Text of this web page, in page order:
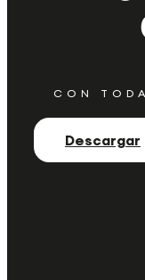
CON
Descargar